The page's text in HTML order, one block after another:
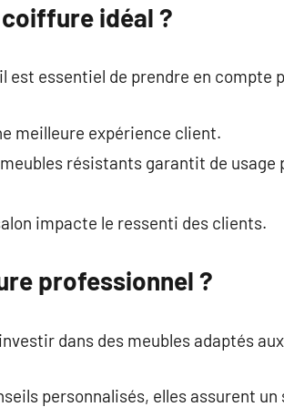
idéal ?
est essentiel de prendre en compte
meilleure expérience client.
résistants garantit de usage
impacte le ressenti des clients.
professionnel ?
dans des meubles adaptés
personnalisés, elles assurent